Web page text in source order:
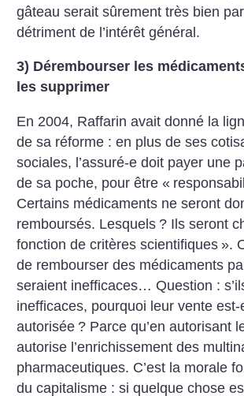
gâteau serait sûrement très bien
détriment de l’intérêt général.
3) Dérembourser les
les supprimer
En 2004, Raffarin avait donné la
de sa réforme : en plus de ses
sociales, l’assuré-e doit payer une
de sa poche, pour être «
Certains médicaments ne seront
remboursés. Lesquels ? Ils seront
fonction de critères scientifiques ».
de rembourser des médicaments
seraient inefficaces… Question :
inefficaces, pourquoi leur vente est-
autorisée ? Parce qu’en autorisant
autorise l’enrichissement des
pharmaceutiques. C’est la morale
du capitalisme : si quelque chose